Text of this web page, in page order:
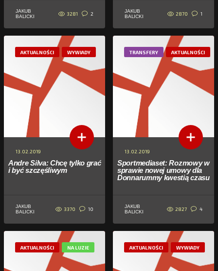
JAKUB
BALICKI
3281 2
JAKUB
BALICKI
2870 1
AKTUALNOŚCI WYWIADY
13.02.2019
Andre Silva: Chcę tylko grać
i być szczęśliwym
JAKUB
BALICKI
3370 10
TRANSFERY AKTUALNOŚCI
13.02.2019
Sportmediaset: Rozmowy w
sprawie nowej umowy dla
Donnarummy kwestią czasu
JAKUB
BALICKI
2827 4
AKTUALNOŚCI NA LUZIE AKTUALNOŚCI WYWIADY